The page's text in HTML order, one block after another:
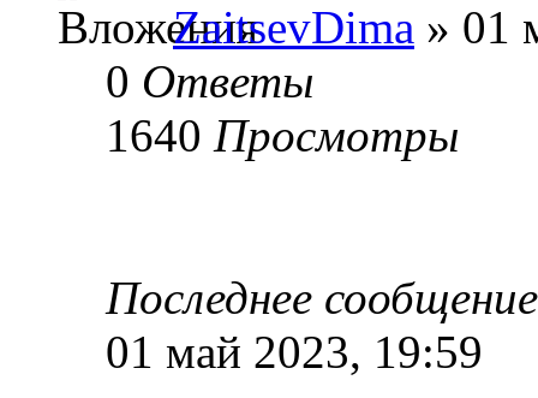
ZaitsevDima » 01
0 Ответы
1640 Просмотры
Последнее
01 май 2023, 19:59